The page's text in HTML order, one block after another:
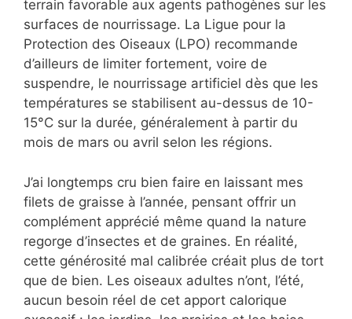
terrain favorable aux agents pathogènes sur les
surfaces de nourrissage. La Ligue pour la
Protection des Oiseaux (LPO) recommande
d’ailleurs de limiter fortement, voire de
suspendre, le nourrissage artificiel dès que les
températures se stabilisent au-dessus de 10-
15°C sur la durée, généralement à partir du
mois de mars ou avril selon les régions.
J’ai longtemps cru bien faire en laissant mes
filets de graisse à l’année, pensant offrir un
complément apprécié même quand la nature
regorge d’insectes et de graines. En réalité,
cette générosité mal calibrée créait plus de tort
que de bien. Les oiseaux adultes n’ont, l’été,
aucun besoin réel de cet apport calorique